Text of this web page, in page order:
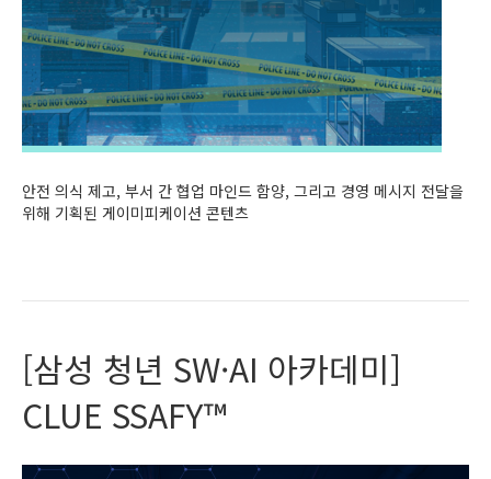
안전 의식 제고, 부서 간 협업 마인드 함양, 그리고 경영 메시지 전달을
위해 기획된 게이미피케이션 콘텐츠
[삼성 청년 SW·AI 아카데미]
CLUE SSAFY™